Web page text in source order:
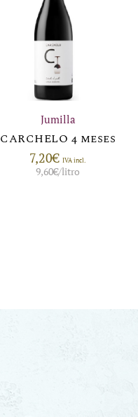
Jumilla
CARCHELO 4 meses
7,20€ IVA incl.
9,60€/litro